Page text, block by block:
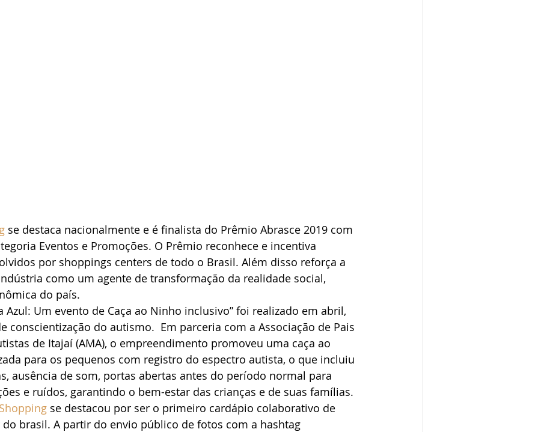
se destaca nacionalmente e é finalista do Prêmio Abrasce 2019 com
Eventos e Promoções. O Prêmio reconhece e incentiva
por shoppings centers de todo o Brasil. Além disso reforça a
como um agente de transformação da realidade social,
do país.
Azul: Um evento de Caça ao Ninho inclusivo” foi realizado em abril,
conscientização do autismo.  Em parceria com a Associação de Pais
de Itajaí (AMA), o empreendimento promoveu uma caça ao
para os pequenos com registro do espectro autista, o que incluiu
ausência de som, portas abertas antes do período normal para
e ruídos, garantindo o bem-estar das crianças e de suas famílias.
se destacou por ser o primeiro cardápio colaborativo de
brasil. A partir do envio público de fotos com a hashtag